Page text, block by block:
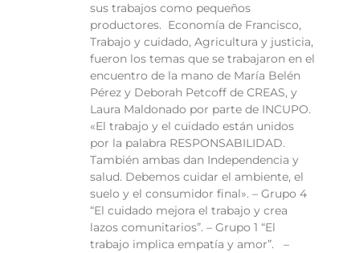
sus trabajos como pequeños
productores. Economía de Francisco,
Trabajo y cuidado, Agricultura y justicia,
fueron los temas que se trabajaron en el
encuentro de la mano de María Belén
Pérez y Deborah Petcoff de CREAS, y
Laura Maldonado por parte de INCUPO.
«El trabajo y el cuidado están unidos
por la palabra RESPONSABILIDAD.
También ambas dan Independencia y
salud. Debemos cuidar el ambiente, el
suelo y el consumidor final». – Grupo 4
“El cuidado mejora el trabajo y crea
lazos comunitarios”. – Grupo 1 “El
trabajo implica empatía y amor”. –